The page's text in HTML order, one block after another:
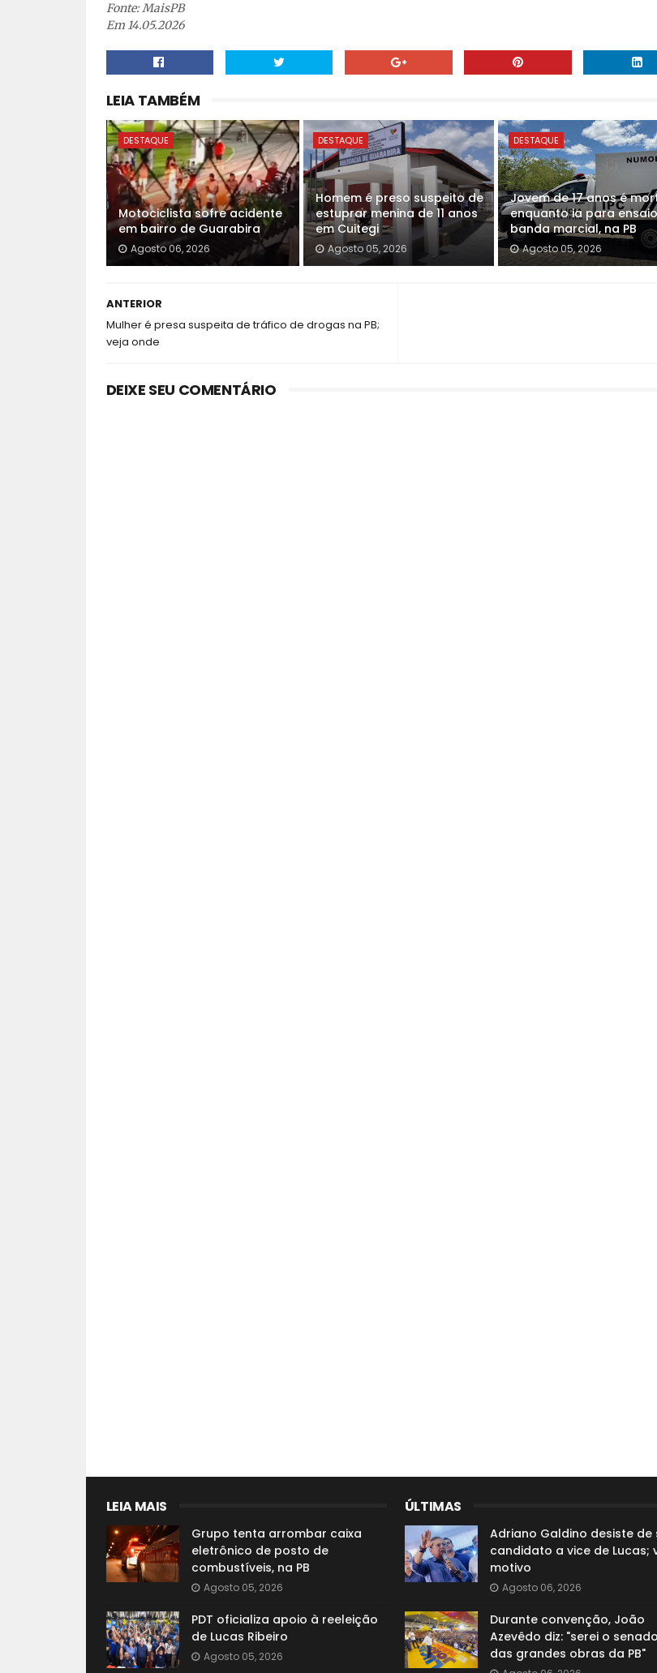
Fonte: MaisPB
Em 14.05.2026
LEIA TAMBÉM
DESTAQUE
Motociclista sofre acidente
em bairro de Guarabira
Agosto 06, 2026
DESTAQUE
Homem é preso suspeito de
estuprar menina de 11 anos
em Cuitegi
Agosto 05, 2026
DESTAQUE
Jovem de 17 anos é
enquanto ia para
banda marcial, na PB
Agosto 05, 2026
ANTERIOR
Mulher é presa suspeita de tráfico de drogas na PB;
veja onde
DEIXE SEU COMENTÁRIO
LEIA MAIS
Grupo tenta arrombar caixa
eletrônico de posto de
combustíveis, na PB
Agosto 05, 2026
PDT oficializa apoio à reeleição
de Lucas Ribeiro
Agosto 05, 2026
ÚLTIMAS
Adriano Galdino desiste de
candidato a vice de Lucas;
motivo
Agosto 06, 2026
Durante convenção, João
Azevêdo diz: "serei o
das grandes obras da PB"